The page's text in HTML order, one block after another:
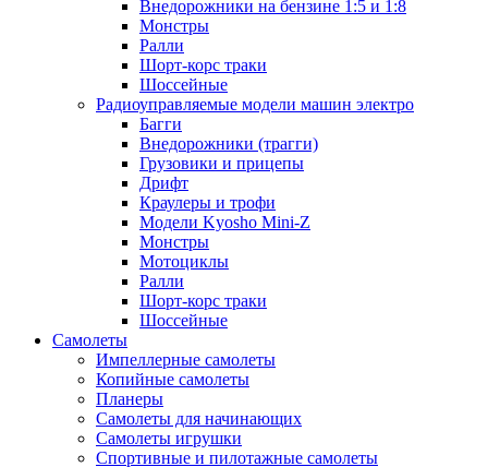
Внедорожники на бензине 1:5 и 1:8
Монстры
Ралли
Шорт-корс траки
Шоссейные
Радиоуправляемые модели машин электро
Багги
Внедорожники (трагги)
Грузовики и прицепы
Дрифт
Краулеры и трофи
Модели Kyosho Mini-Z
Монстры
Мотоциклы
Ралли
Шорт-корс траки
Шоссейные
Самолеты
Импеллерные самолеты
Копийные самолеты
Планеры
Самолеты для начинающих
Самолеты игрушки
Спортивные и пилотажные самолеты